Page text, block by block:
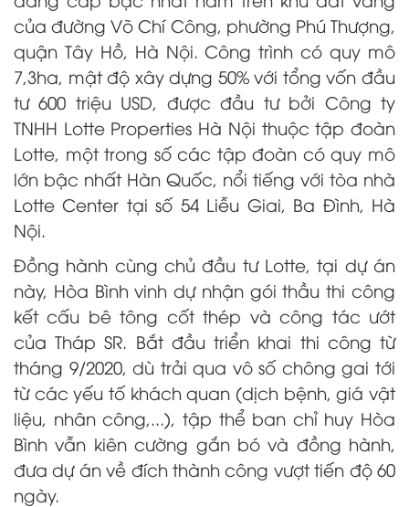
của đường Võ Chí Công, phường Phú Thượng,
quận Tây Hồ, Hà Nội. Công trình có quy mô
7,3ha, mật độ xây dựng 50% với tổng vốn đầu
tư 600 triệu USD, được đầu tư bởi Công ty
TNHH Lotte Properties Hà Nội thuộc tập đoàn
Lotte, một trong số các tập đoàn có quy mô
lớn bậc nhất Hàn Quốc, nổi tiếng với tòa nhà
Lotte Center tại số54 Liễu Giai, Ba Đình, Hà
Nội.
Đồng hành cùng chủ đầu tư Lotte, tại dự án
này, Hòa Bình vinh dự nhận gói thầu thi công
kết cấu bê tông cốt thép và công tác ướt
của Tháp SR. Bắt đầu triển khai thi công từ
tháng 9/2020, dù trải qua vô số chông gai tới
từ các yếu tố khách quan (dịch bệnh, giá vật
liệu, nhân công,...), tập thể ban chỉ huy Hòa
Bình vẫn kiên cường gắn bó và đồng hành,
đưa dự án về đích thành công vượt tiến độ 60
ngày.